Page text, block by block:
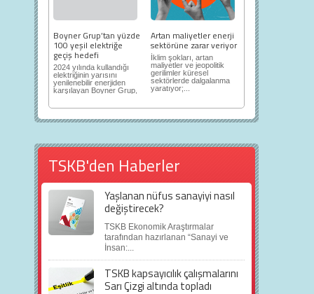
Boyner Grup’tan yüzde
100 yeşil elektriğe
geçiş hedefi
2024 yılında kullandığı
elektriğinin yarısını
yenilenebilir enerjiden
karşılayan Boyner Grup,
Artan maliyetler enerji
sektörüne zarar veriyor
İklim şokları, artan
maliyetler ve jeopolitik
gerilimler küresel
sektörlerde dalgalanma
yaratıyor;...
TSKB'den Haberler
Yaşlanan nüfus sanayiyi nasıl
değiştirecek?
TSKB Ekonomik Araştırmalar
tarafından hazırlanan “Sanayi ve
İnsan:...
TSKB kapsayıcılık çalışmalarını
Sarı Çizgi altında topladı